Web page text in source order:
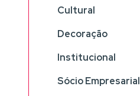
Cultural
Decoração
Institucional
Sócio Empresarial